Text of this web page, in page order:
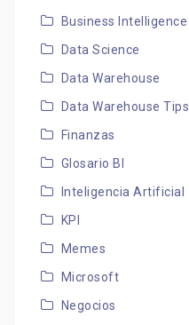
Business Intelligence
Data Science
Data Warehouse
Data Warehouse Tips
Finanzas
Glosario BI
Inteligencia Artificial
KPI
Memes
Microsoft
Negocios